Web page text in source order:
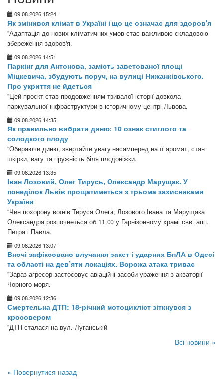
09.08.2026 15:24
Як змінився клімат в Україні і що це означає для здоров'я
"Адаптація до нових кліматичних умов стає важливою складовою
збереження здоров'я.
09.08.2026 14:51
Паркінг для Антонова, замість заветованої площі
Міцкевича, збудують поруч, на вулиці Нижанківського.
Про укриття не йдеться
"Цей проєкт став продовженням тривалої історії довкола
паркувальної інфраструктури в історичному центрі Львова.
09.08.2026 14:35
Як правильно вибрати диню: 10 ознак стиглого та
солодкого плоду
"Обираючи диню, звертайте увагу насамперед на її аромат, стан
шкірки, вагу та пружність біля плодоніжки.
09.08.2026 13:35
Іван Лозовий, Олег Тирусь, Олександр Марущак. У
понеділок Львів прощатиметься з трьома захисниками
України
"Чин похорону воїнів Тируся Олега, Лозового Івана та Марущака
Олександра розпочнеться об 11:00 у Гарнізонному храмі свв. апп.
Петра і Павла.
09.08.2026 13:07
Вночі зафіксовано влучання ракет і ударних БпЛА в Одесі
та області на дев’яти локаціях. Ворожа атака триває
"Зараз агресор застосовує авіаційні засоби ураження з акваторії
Чорного моря.
09.08.2026 12:36
Смертельна ДТП: 18-річний мотоцикліст зіткнувся з
кросовером
"ДТП сталася на вул. Луганській
Всі новини »
« Повернутися назад